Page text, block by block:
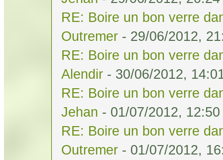
RE: Boire un bon verre
Outremer - 29/06/2012,
RE: Boire un bon verre
Alendir - 30/06/2012,
RE: Boire un bon verre
Jehan - 01/07/2012, 12:50
RE: Boire un bon verre
Outremer - 01/07/2012,